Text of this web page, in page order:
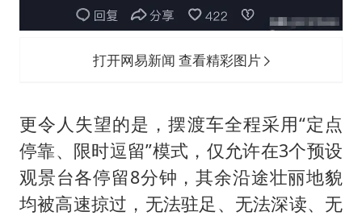
打开网易新闻 查看精彩图片
更令人失望的是，摆渡车全程采用“定点
停靠、限时逗留”模式，仅允许在3个预设
观景台各停留8分钟，其余沿途壮丽地貌
均被高速掠过，无法驻足、无法深读、无